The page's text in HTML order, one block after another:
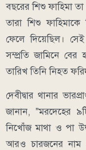
বছরের শিশু ফাহিমা
তারা শিশু ফাহিমাকে
ফেলে দিয়েছিল।
সম্প্রতি জামিনে
তারিখ তিনি নিহত
দেবীদ্বার থানার
জানান, "মরদেহের
নিখোঁজ মাথা ও পা
আরও চারজনের নাম